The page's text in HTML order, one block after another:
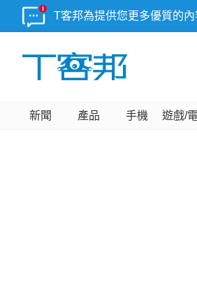
T客邦為提供您更多優質的
新聞 產品 手機 遊戲/